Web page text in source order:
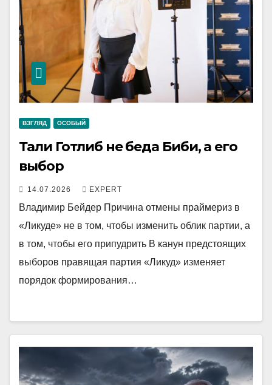
ВЗГЛЯД ОСОБЫЙ
Тали Готлиб не беда Биби, а его
выбор
14.07.2026 EXPERT
Владимир Бейдер Причина отмены праймериз в
«Ликуде» не в том, чтобы изменить облик партии, а
в том, чтобы его припудрить В канун предстоящих
выборов правящая партия «Ликуд» изменяет
порядок формирования…